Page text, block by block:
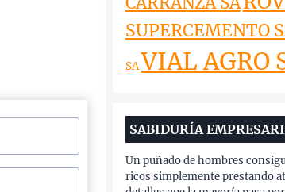
SUPERCEMENTO
SAVIAL AGRO
SABIDURÍA
Un puñado de hombres
ricos simplemente prestando